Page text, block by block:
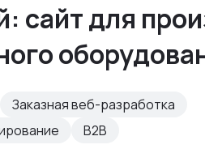
сайт для
Заказная веб-разработка
B2B